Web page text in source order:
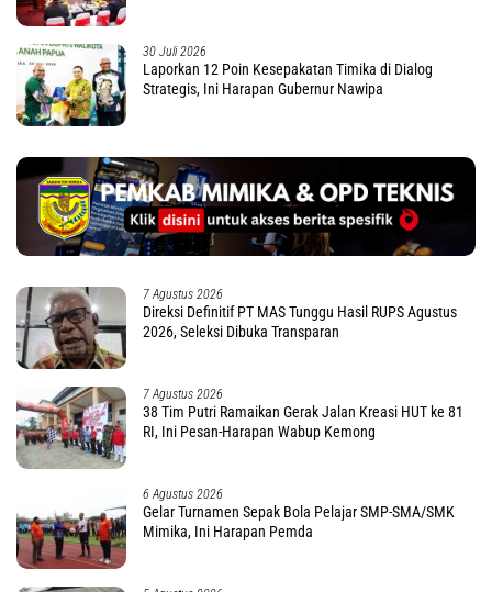
30 Juli 2026
Laporkan 12 Poin Kesepakatan Timika di Dialog
Strategis, Ini Harapan Gubernur Nawipa
7 Agustus 2026
Direksi Definitif PT MAS Tunggu Hasil RUPS Agustus
2026, Seleksi Dibuka Transparan
7 Agustus 2026
38 Tim Putri Ramaikan Gerak Jalan Kreasi HUT ke 81
RI, Ini Pesan-Harapan Wabup Kemong
6 Agustus 2026
Gelar Turnamen Sepak Bola Pelajar SMP-SMA/SMK
Mimika, Ini Harapan Pemda